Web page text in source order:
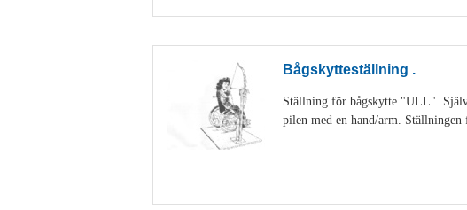
Bågskytteställning .
Ställning för bågskytte "ULL".
pilen med en hand/arm. Ställningen